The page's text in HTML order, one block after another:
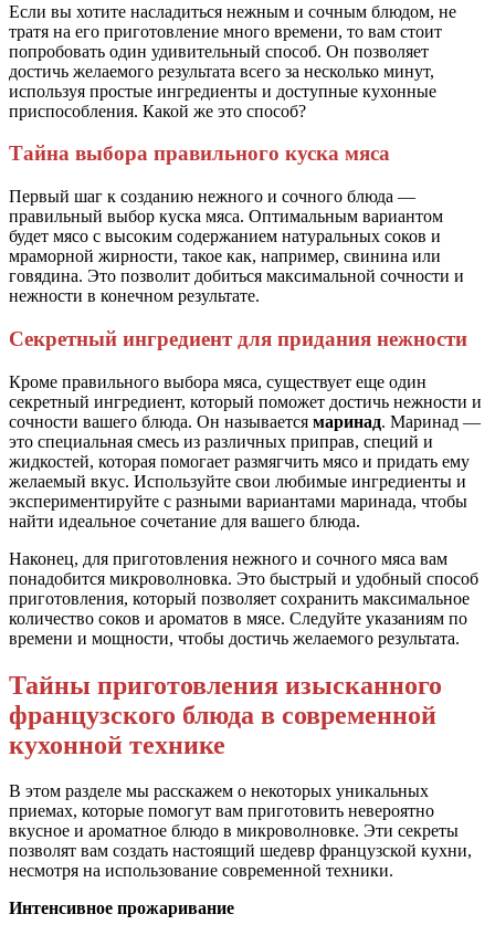
Если вы хотите насладиться нежным и сочным блюдом, не
тратя на его приготовление много времени, то вам стоит
попробовать один удивительный способ. Он позволяет
достичь желаемого результата всего за несколько минут,
используя простые ингредиенты и доступные кухонные
приспособления. Какой же это способ?
Тайна выбора правильного куска мяса
Первый шаг к созданию нежного и сочного блюда —
правильный выбор куска мяса. Оптимальным вариантом
будет мясо с высоким содержанием натуральных соков и
мраморной жирности, такое как, например, свинина или
говядина. Это позволит добиться максимальной сочности и
нежности в конечном результате.
Секретный ингредиент для придания нежности
Кроме правильного выбора мяса, существует еще один
секретный ингредиент, который поможет достичь нежности и
сочности вашего блюда. Он называется маринад. Маринад —
это специальная смесь из различных приправ, специй и
жидкостей, которая помогает размягчить мясо и придать ему
желаемый вкус. Используйте свои любимые ингредиенты и
экспериментируйте с разными вариантами маринада, чтобы
найти идеальное сочетание для вашего блюда.
Наконец, для приготовления нежного и сочного мяса вам
понадобится микроволновка. Это быстрый и удобный способ
приготовления, который позволяет сохранить максимальное
количество соков и ароматов в мясе. Следуйте указаниям по
времени и мощности, чтобы достичь желаемого результата.
Тайны приготовления изысканного
французского блюда в современной
кухонной технике
В этом разделе мы расскажем о некоторых уникальных
приемах, которые помогут вам приготовить невероятно
вкусное и ароматное блюдо в микроволновке. Эти секреты
позволят вам создать настоящий шедевр французской кухни,
несмотря на использование современной техники.
Интенсивное прожаривание